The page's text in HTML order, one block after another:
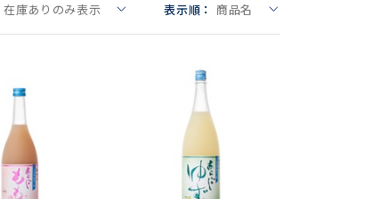
在庫ありのみ表示 表示順： 商品名